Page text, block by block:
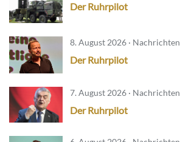
Der Ruhrpilot
8. August 2026 · Nachrichten
Der Ruhrpilot
7. August 2026 · Nachrichten
Der Ruhrpilot